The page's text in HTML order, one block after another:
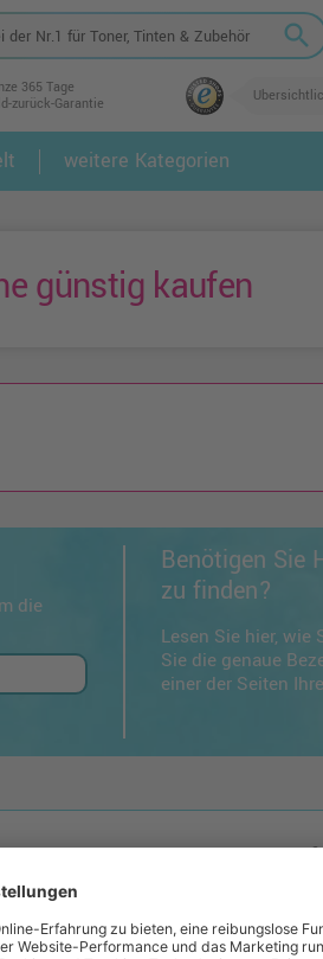
search
365 Tage
zurück-Garantie
2. weitere Kategorien
günstig kaufen
die
Benötigen Sie
zu finden?
Lesen Sie hier, wie
Sie die genaue
einer der Seiten
2424 ADP